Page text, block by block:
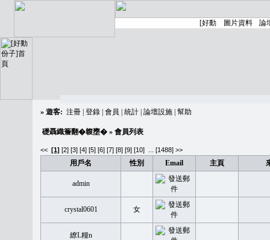
» 遊客: 注冊 登錄 會員 統計 論壇設施 幫助
礎聶織簷翻�䪖壅� » 會員列表
<< [1] [2] [3] [4] [5] [6] [7] [8] [9] [10] [1488] >>
用戶名 性別 Email 主頁
admin
crystal0601 女
繚L糧n